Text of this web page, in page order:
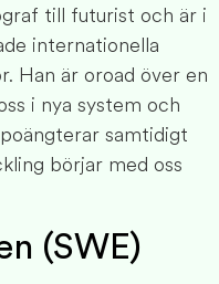
till futurist och är i
internationella
Han är oroad över en
i nya system och
samtidigt
börjar med oss
(SWE)